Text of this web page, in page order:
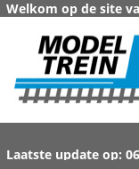
Welkom op de site